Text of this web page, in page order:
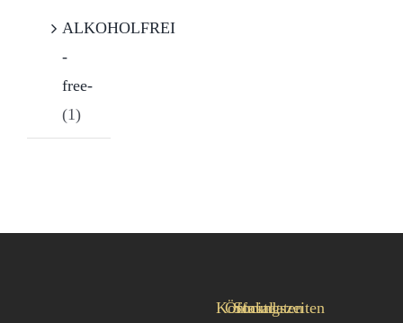
ALKOHOLFREI
-
free-
(1)
Kontaktdaten
Öffnungszeiten
Social